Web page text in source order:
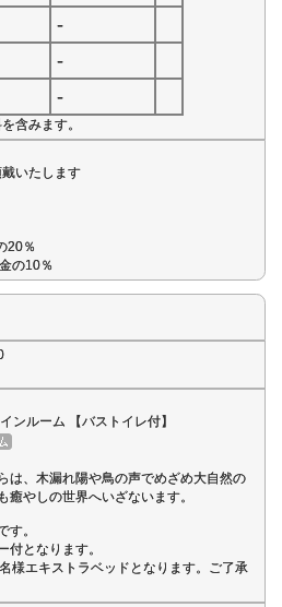
-
-
-
含みます。
いたします
20％
の10％
ンルーム 【バストイレ付】
は、木漏れ陽や鳥の声でめざめ大自然の
癒やしの世界へいざないます。
す。
付となります。
様エキストラベッドとなります。ご了承